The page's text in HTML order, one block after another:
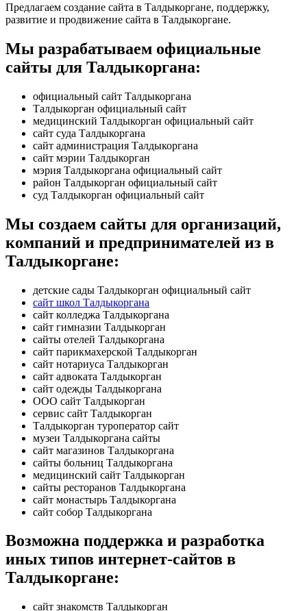
Предлагаем создание сайта в Талдыкоргане, поддержку,
развитие и продвижение сайта в Талдыкоргане.
Мы разрабатываем официальные
сайты для Талдыкоргана:
официальный сайт Талдыкоргана
Талдыкорган официальный сайт
медицинский Талдыкорган официальный сайт
сайт суда Талдыкоргана
сайт администрация Талдыкоргана
сайт мэрии Талдыкорган
мэрия Талдыкоргана официальный сайт
район Талдыкорган официальный сайт
суд Талдыкорган официальный сайт
Мы создаем сайты для организаций,
компаний и предпринимателей из в
Талдыкоргане:
детские сады Талдыкорган официальный сайт
сайт школ Талдыкоргана
сайт колледжа Талдыкоргана
сайт гимназии Талдыкорган
сайты отелей Талдыкоргана
сайт парикмахерской Талдыкорган
сайт нотариуса Талдыкорган
сайт адвоката Талдыкорган
сайт одежды Талдыкоргана
ООО сайт Талдыкорган
сервис сайт Талдыкорган
Талдыкорган туроператор сайт
музеи Талдыкоргана сайты
сайт магазинов Талдыкоргана
сайты больниц Талдыкоргана
медицинский сайт Талдыкорган
сайты ресторанов Талдыкоргана
сайт монастырь Талдыкоргана
сайт собор Талдыкоргана
Возможна поддержка и разработка
иных типов интернет-сайтов в
Талдыкоргане:
сайт знакомств Талдыкорган